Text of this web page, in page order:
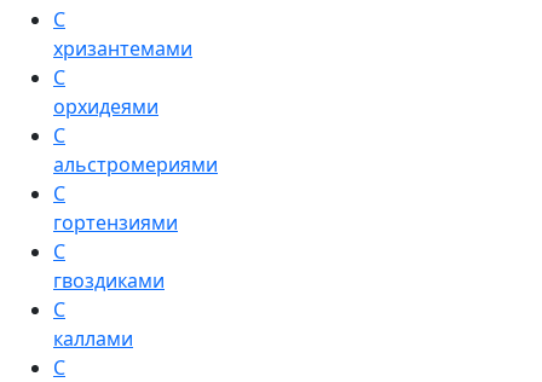
С
хризантемами
С
орхидеями
С
альстромериями
С
гортензиями
С
гвоздиками
С
каллами
С